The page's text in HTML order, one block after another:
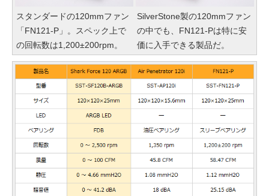
スタンダードの120mmファン
「FN121-P」。スペック上で
の回転数は1,200±200rpm。
SilverStone製の120mmファン
の中でも、FN121-Pは特に安
価に入手できる製品だ。